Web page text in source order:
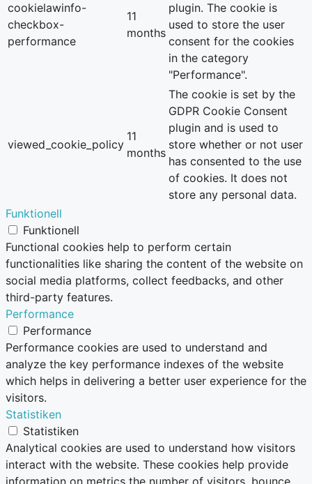
cookielawinfo-
checkbox-
performance
11
months
plugin. The cookie is
used to store the user
consent for the cookies
in the category
"Performance".
viewed_cookie_policy
11
months
The cookie is set by the
GDPR Cookie Consent
plugin and is used to
store whether or not user
has consented to the use
of cookies. It does not
store any personal data.
Funktionell
Funktionell
Functional cookies help to perform certain
functionalities like sharing the content of the website on
social media platforms, collect feedbacks, and other
third-party features.
Performance
Performance
Performance cookies are used to understand and
analyze the key performance indexes of the website
which helps in delivering a better user experience for the
visitors.
Statistiken
Statistiken
Analytical cookies are used to understand how visitors
interact with the website. These cookies help provide